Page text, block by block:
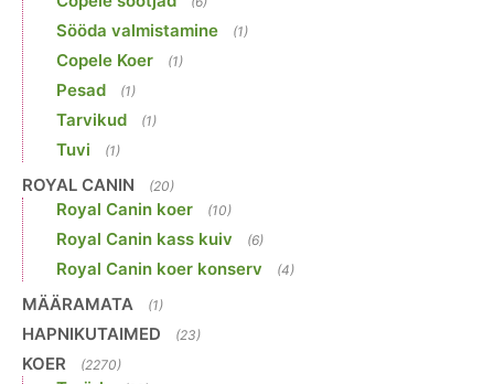
Sööda valmistamine (1)
Copele Koer (1)
Pesad (1)
Tarvikud (1)
Tuvi (1)
ROYAL CANIN (20)
Royal Canin koer (10)
Royal Canin kass kuiv (6)
Royal Canin koer konserv (4)
MÄÄRAMATA (1)
HAPNIKUTAIMED (23)
KOER (2270)